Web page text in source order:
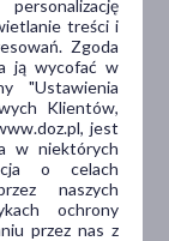
marki Veera
użycia lub
wyrobu
treści i
Zgoda
ją wycofać w
"Ustawienia
Klientów,
jest
w niektórych
o celach
naszych
ochrony
przez nas z